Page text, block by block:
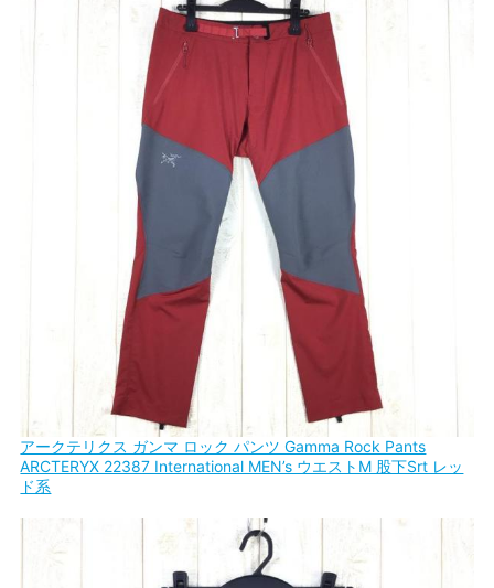
アークテリクス ガンマ ロック パンツ Gamma Rock Pants
ARCTERYX 22387 International MEN’s ウエストM 股下Srt レッ
ド系